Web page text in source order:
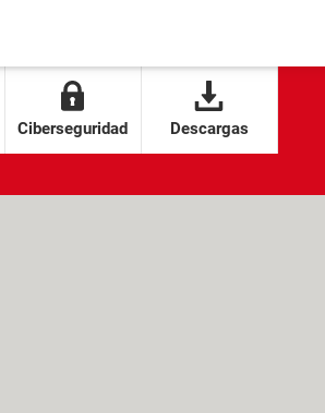
Ciberseguridad Descargas